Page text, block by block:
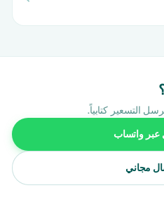
التسعير كتابياً.
عبر واتساب
مجاني